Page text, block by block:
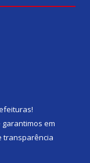
!
em
transparência